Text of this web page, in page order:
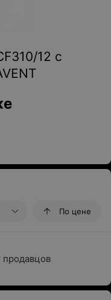
12 с
По цене